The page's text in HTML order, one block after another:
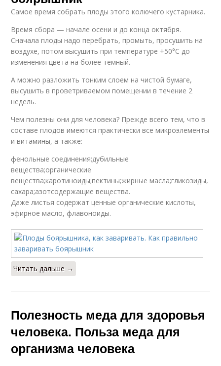
Самое время собрать плоды этого колючего кустарника.
Время сбора — начале осени и до конца октября.
Сначала плоды надо перебрать, промыть, просушить на
воздухе, потом высушить при температуре +50°С до
изменения цвета на более темный.
А можно разложить тонким слоем на чистой бумаге,
высушить в проветриваемом помещении в течение 2
недель.
Чем полезны они для человека? Прежде всего тем, что в
составе плодов имеются практически все микроэлементы
и витамины, а также:
фенольные соединения;дубильные
вещества;органические
вещества;каротиноиды;пектины;жирные масла;гликозиды,
сахара;азотсодержащие вещества.
Даже листья содержат ценные органические кислоты,
эфирное масло, флавоноиды.
Читать дальше →
Полезность меда для здоровья
человека. Польза меда для
организма человека